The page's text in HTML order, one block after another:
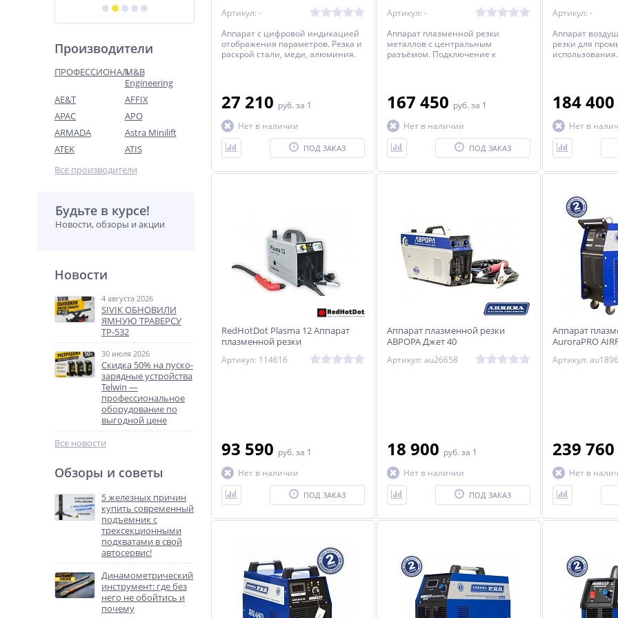
Производители
ПРОФЕССИОНАЛM&B
Engineering
AE&T
AFFIX
APAC
APO
ARMADA
Astra Minilift
ATEK
ATIS
Все производители
Будьте в курсе!
Новости, обзоры и акции
Новости
4 августа 2026
SIVIK ОБНОВИЛИ
ЯМНУЮ ТРАВЕРСУ
ТР-532
30 июля 2026
Скидка 50% на пуско-
зарядные устройства
Telwin —
профессиональное
оборудование по
выгодной цене
Все новости
Обзоры и советы
5 железных причин
купить современный
подъемник с
трехсекционными
подхватами в свой
автосервис!
Динамометрический
инструмент: где без
него не обойтись и
почему
Артикул: -
Аппарат с цифровой индикацией
отображения параметров. Резка и
раскрой стали, меди, алюминия.
27 210 руб. за 1
Нет в наличии
ПОД ЗАКАЗ
Артикул: -
Аппарат плазменной резки
металлов с центральным
разъёмом. Подключение к
газа. Подключение к ЧПУ.
167 450 руб. за 1
Нет в наличии
ПОД ЗАКАЗ
Артикул: -
Аппарат
резки для
184 400
Нет в
RedHotDot Plasma 12 Аппарат
плазменной резки
инверторного типа арт. 114616
Артикул: 114616
93 590 руб. за 1
Нет в наличии
ПОД ЗАКАЗ
Аппарат плазменной резки
АВРОРА Джет 40
Артикул: au26658
18 900 руб. за 1
Нет в наличии
ПОД ЗАКАЗ
Аппарат
AuroraPRO
Артикул:
239 760
Нет в